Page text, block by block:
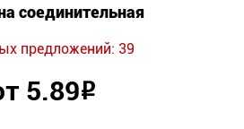
соединительная
предложений: 39
5.89Р